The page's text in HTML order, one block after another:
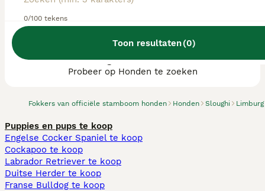
0/100 tekens
Toon resultaten(0)
Fokkers van officiële stamboom honden Honden Sloughi Limburg
We hebben 0 Sloughi fokkers, Landgraaf
gevonden.
Probeer op Honden te zoeken
Puppies en pups te koop
Engelse Cocker Spaniel te koop
Cockapoo te koop
Labrador Retriever te koop
Duitse Herder te koop
Franse Bulldog te koop